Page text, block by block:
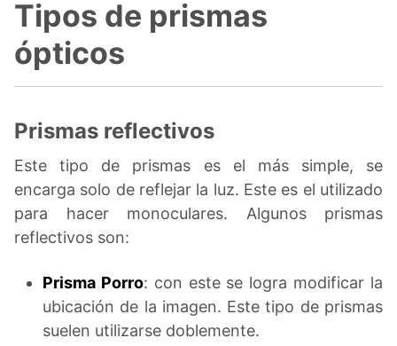
Tipos de prismas
ópticos
Prismas reflectivos
Este tipo de prismas es el más simple, se
encarga solo de reflejar la luz. Este es el utilizado
para hacer monoculares. Algunos prismas
reflectivos son:
Prisma Porro: con este se logra modificar la
ubicación de la imagen. Este tipo de prismas
suelen utilizarse doblemente.